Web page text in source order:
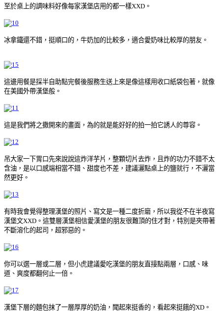
至於桌上的調味料好像每家漢堡店用的都一樣XXD。
冰拿鐵還不錯，挺順口的，牛奶加的比較多，適合愛奶味比較厚的朋友。
這邊用餐是採半自助點完餐後服務生送上來是像這樣用收口紙袋包著，就像
在美國外帶漢堡般。
這是我們將之撒開來的畫面，為的就是能好好的拍一拍它誘人的尊容。
吊大家一下胃口先來說說這炸洋芋片，整顆切片去炸，且炸的功力不錯不太
含油，是以口感端相當不錯、甜度也不差，建議灑點桌上的鹽就行，不灑當
然更好。
有時我會覺得整理漢堡的照片、寫文是一種二度折磨，所以我從不在半夜寫
漢堡文XXD。這雙層漢堡相信愛漢堡的朋友很難頂的住才對，特別是夾帶著
不斷溶化的起司，超邪惡的。
你可以選一層或二層，但小虎建議愛吃漢堡的朋友直接點兩層，口感、味
道、爽度都翻何止一倍。
漢堡下層的麵包抹了一層厚厚的奶油，聞起來挺香的，看起來挺餓的XD。